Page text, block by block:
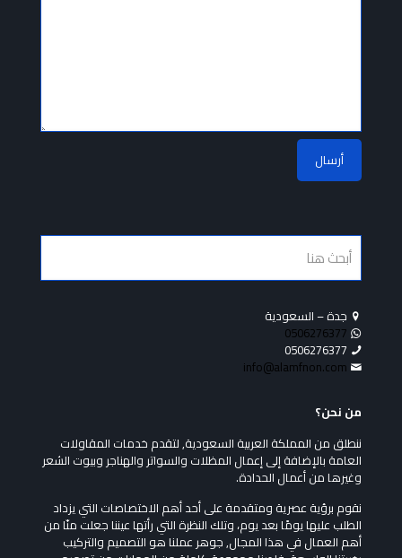
جدة – السعودية
0506276377
0506276377
info@alamfnon.com
من نحن؟
ننطلق من المملكة العربية السعودية, لتقدم خدمات المقاولات
العامة بالإضافة إلى إعمال المظلات والسواتر والهناجر وبيوت الشعر
وغيرها من أعمال الحدادة.
نقوم برؤية عصرية ومتقدمة على أحد أهم الاختصاصات التي يزداد
الطلب عليها يومًا بعد يوم، وتلك النظرة التي رأتها عيننا جعلت منّا من
أهم العمال في هذا المجال, جوهر عملنا هو التصميم والتركيب